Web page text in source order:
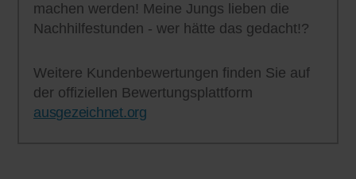
machen werden! Meine Jungs lieben die
Nachhilfestunden - wer hätte das gedacht!?
Weitere Kundenbewertungen finden Sie auf
der offiziellen Bewertungsplattform
ausgezeichnet.org